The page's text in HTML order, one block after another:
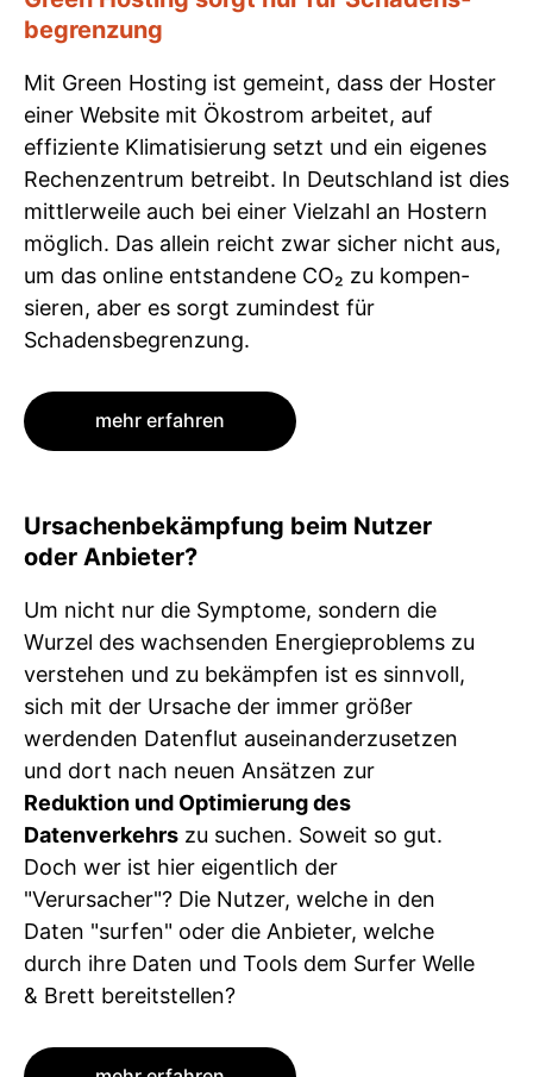
begrenzung
Mit Green Hosting ist gemeint, dass der Hoster
einer Website mit Ökostrom arbeitet, auf
effiziente Klimatisierung setzt und ein eigenes
Rechenzentrum betreibt. In Deutschland ist dies
mittlerweile auch bei einer Vielzahl an Hostern
möglich. Das allein reicht zwar sicher nicht aus,
um das online entstandene CO₂ zu kompen­
sieren, aber es sorgt zumindest für
Schadensbegrenzung.
mehr erfahren
Ursachenbekämpfung beim Nutzer
oder Anbieter?
Um nicht nur die Symptome, sondern die
Wurzel des wachsenden Energieproblems zu
verstehen und zu bekämpfen ist es sinnvoll,
sich mit der Ursache der immer größer
werdenden Datenflut auseinanderzusetzen
und dort nach neuen Ansätzen zur
Reduktion und Optimierung des
Datenverkehrs zu suchen. Soweit so gut.
Doch wer ist hier eigentlich der
"Verursacher"? Die Nutzer, welche in den
Daten "surfen" oder die Anbieter, welche
durch ihre Daten und Tools dem Surfer Welle
& Brett bereitstellen?